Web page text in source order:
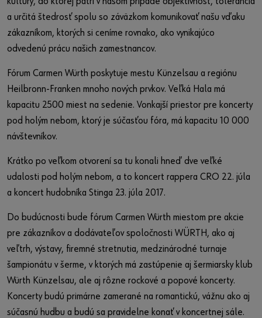
a určitá štedrosť spolu so záväzkom komunikovať našu vďaku
zákazníkom, ktorých si ceníme rovnako, ako vynikajúco
odvedenú prácu našich zamestnancov.
Fórum Carmen Würth poskytuje mestu Künzelsau a regiónu
Heilbronn-Franken mnoho nových prvkov. Veľká Hala má
kapacitu 2500 miest na sedenie. Vonkajší priestor pre koncerty
pod holým nebom, ktorý je súčasťou fóra, má kapacitu 10 000
návštevníkov.
Krátko po veľkom otvorení sa tu konali hneď dve veľké
udalosti pod holým nebom, a to koncert rappera CRO 22. júla
a koncert hudobníka Stinga 23. júla 2017.
Do budúcnosti bude fórum Carmen Würth miestom pre akcie
pre zákazníkov a dodávateľov spoločnosti WÜRTH, ako aj
veľtrh, výstavy, firemné stretnutia, medzinárodné turnaje
šampionátu v šerme, v ktorých má zastúpenie aj šermiarsky klub
Würth Künzelsau, ale aj rôzne rockové a popové koncerty.
Koncerty budú primárne zamerané na romantickú, vážnu ako aj
súčasnú hudbu a budú sa pravidelne konať v koncertnej sále.